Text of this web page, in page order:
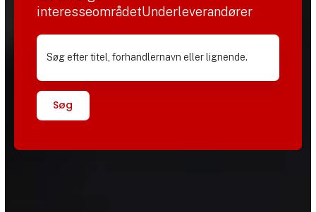
interesseområdetUnderleverandører
Søg efter titel, forhandlernavn eller lignende.
Søg